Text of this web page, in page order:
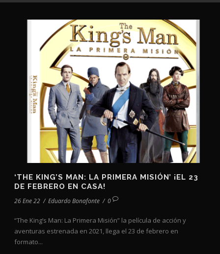
‘THE KING’S MAN: LA PRIMERA MISIÓN’ ¡EL 23
DE FEBRERO EN CASA!
26 Ene 22 / Eduardo Bonafonte / 0
“The King’s Man: La Primera Misión” la película de acción y
aventuras estrenada en 2021, llega el 23 de febrero en
formato...